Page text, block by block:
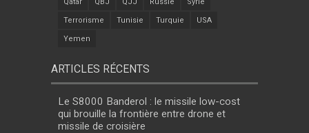
Terrorisme Tunisie Turquie USA
Yemen
ARTICLES RÉCENTS
Le S8000 Banderol : le missile low-cost
qui brouille la frontière entre drone et
missile de croisière